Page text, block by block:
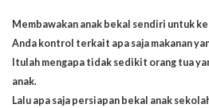
Membawakan anak bekal sendiri untuk
Anda kontrol terkait apa saja makanan
Itulah mengapa tidak sedikit orang tua
anak.
Lalu apa saja persiapan bekal anak